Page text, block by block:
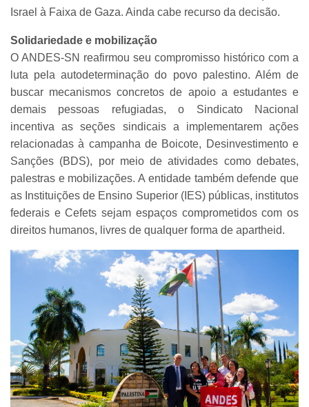
Israel à Faixa de Gaza. Ainda cabe recurso da decisão.
Solidariedade e mobilização
O ANDES-SN reafirmou seu compromisso histórico com a
luta pela autodeterminação do povo palestino. Além de
buscar mecanismos concretos de apoio a estudantes e
demais pessoas refugiadas, o Sindicato Nacional
incentiva as seções sindicais a implementarem ações
relacionadas à campanha de Boicote, Desinvestimento e
Sanções (BDS), por meio de atividades como debates,
palestras e mobilizações. A entidade também defende que
as Instituições de Ensino Superior (IES) públicas, institutos
federais e Cefets sejam espaços comprometidos com os
direitos humanos, livres de qualquer forma de apartheid.